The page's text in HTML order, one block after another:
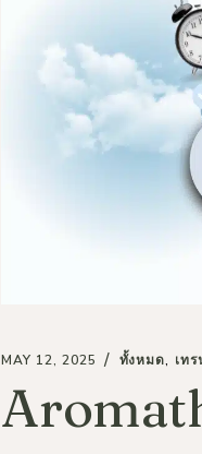
MAY 12, 2025 ทั้งหมด เท